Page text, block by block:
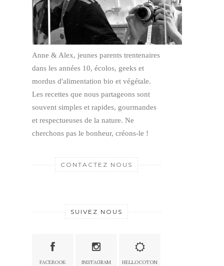
Anne & Alex, jeunes parents trentenaires
dans les années 10, écolos, geeks et
mordus d'alimentation bio et végétale.
Les recettes que nous partageons sont
souvent simples et rapides, gourmandes
et respectueuses de la nature. Ne
cherchons pas le bonheur, créons-le !
CONTACTEZ NOUS
SUIVEZ NOUS
FACEBOOK INSTAGRAM HELLOCOTON